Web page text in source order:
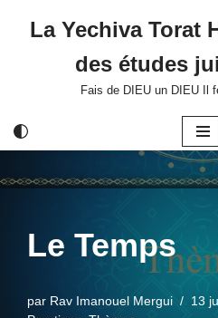
La Yechiva Torat
des études
Fais de DIEU un DIEU Il
Le Temps
par Rav Imanouel Mergui
13